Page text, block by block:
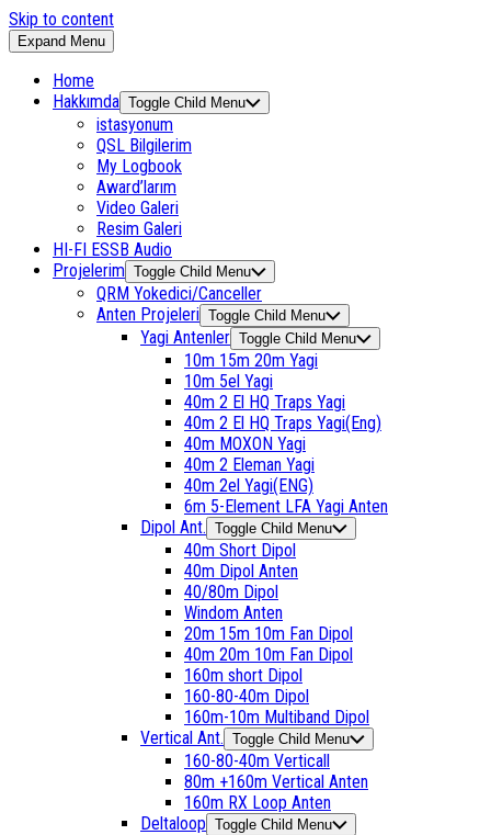
Skip to content
Expand Menu
Home
Hakkımda Toggle Child Menu
istasyonum
QSL Bilgilerim
My Logbook
Award’larım
Video Galeri
Resim Galeri
HI-FI ESSB Audio
Projelerim Toggle Child Menu
QRM Yokedici/Canceller
Anten Projeleri Toggle Child Menu
Yagi Antenler Toggle Child Menu
10m 15m 20m Yagi
10m 5el Yagi
40m 2 El HQ Traps Yagi
40m 2 El HQ Traps Yagi(Eng)
40m MOXON Yagi
40m 2 Eleman Yagi
40m 2el Yagi(ENG)
6m 5-Element LFA Yagi Anten
Dipol Ant. Toggle Child Menu
40m Short Dipol
40m Dipol Anten
40/80m Dipol
Windom Anten
20m 15m 10m Fan Dipol
40m 20m 10m Fan Dipol
160m short Dipol
160-80-40m Dipol
160m-10m Multiband Dipol
Vertical Ant. Toggle Child Menu
160-80-40m Verticall
80m +160m Vertical Anten
160m RX Loop Anten
Deltaloop Toggle Child Menu